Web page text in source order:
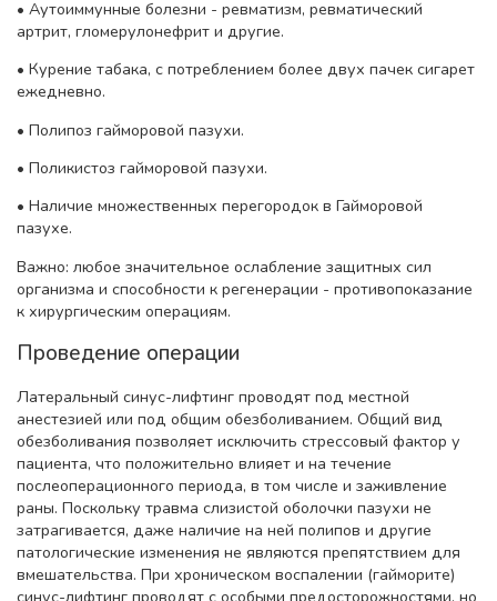
• Аутоиммунные болезни - ревматизм, ревматический
артрит, гломерулонефрит и другие.
• Курение табака, с потреблением более двух пачек сигарет
ежедневно.
• Полипоз гайморовой пазухи.
• Поликистоз гайморовой пазухи.
• Наличие множественных перегородок в Гайморовой
пазухе.
Важно: любое значительное ослабление защитных сил
организма и способности к регенерации - противопоказание
к хирургическим операциям.
Проведение операции
Латеральный синус-лифтинг проводят под местной
анестезией или под общим обезболиванием. Общий вид
обезболивания позволяет исключить стрессовый фактор у
пациента, что положительно влияет и на течение
послеоперационного периода, в том числе и заживление
раны. Поскольку травма слизистой оболочки пазухи не
затрагивается, даже наличие на ней полипов и другие
патологические изменения не являются препятствием для
вмешательства. При хроническом воспалении (гайморите)
синус-лифтинг проводят с особыми предосторожностями, но